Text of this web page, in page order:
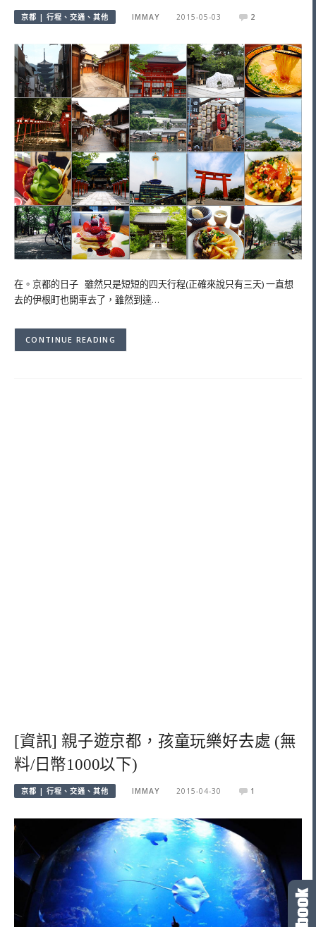
京都 | 行程、交通、其他 IMMAY 2015-05-03 2
在。京都的日子 雖然只是短短的四天行程(正確來說只有三天) 一直想
去的伊根町也開車去了，雖然到達…
CONTINUE READING
[資訊] 親子遊京都，孩童玩樂好去處 (無
料/日幣1000以下)
京都 | 行程、交通、其他 IMMAY 2015-04-30 1